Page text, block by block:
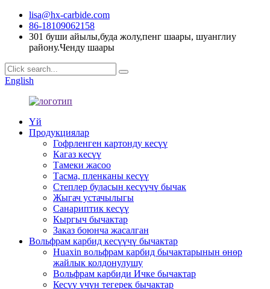
lisa@hx-carbide.com
86-18109062158
301 буши айылы,буда жолу,пенг шаары, шуанглиу
району.Ченду шаары
English
Үй
Продукциялар
Гофрленген картонду кесүү
Кагаз кесүү
Тамеки жасоо
Тасма, пленканы кесүү
Степлер буласын кесүүчү бычак
Жыгач устачылыгы
Санариптик кесүү
Кыргыч бычактар
Заказ боюнча жасалган
Вольфрам карбид кесүүчү бычактар
Huaxin вольфрам карбид бычактарынын өнөр
жайлык колдонулушу
Вольфрам карбиди Ичке бычактар
Кесүү үчүн тегерек бычактар